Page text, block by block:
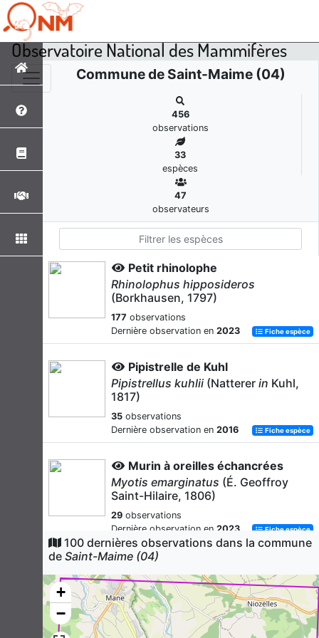
Observatoire National des Mammifères
Commune de Saint-Maime (04)
456
observations
33
espèces
47
observateurs
Petit rhinolophe
Rhinolophus hipposideros
(Borkhausen, 1797)
177 observations
Dernière observation en 2023 Fiche espèce
Pipistrelle de Kuhl
Pipistrellus kuhlii (Natterer in Kuhl,
1817)
35 observations
Dernière observation en 2016 Fiche espèce
Murin à oreilles échancrées
Myotis emarginatus (É. Geoffroy
Saint-Hilaire, 1806)
29 observations
Dernière observation en 2023 Fiche espèce
Pipistrelle commune
Pipistrellus pipistrellus(Schreber,
1774)
25observations
Dernière observation en 2015 Fiche espèce
100 dernières observations dans la commune
de Saint-Maime (04)
+
−